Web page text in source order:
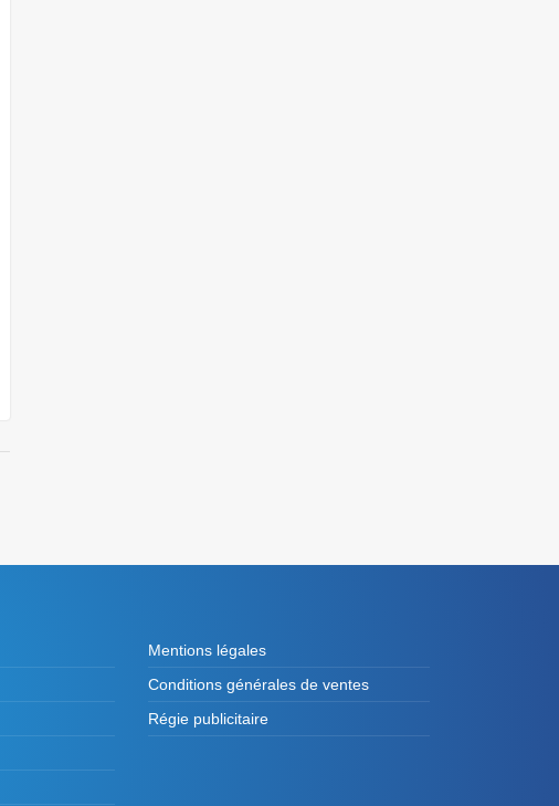
Mentions légales
Conditions générales de ventes
Régie publicitaire